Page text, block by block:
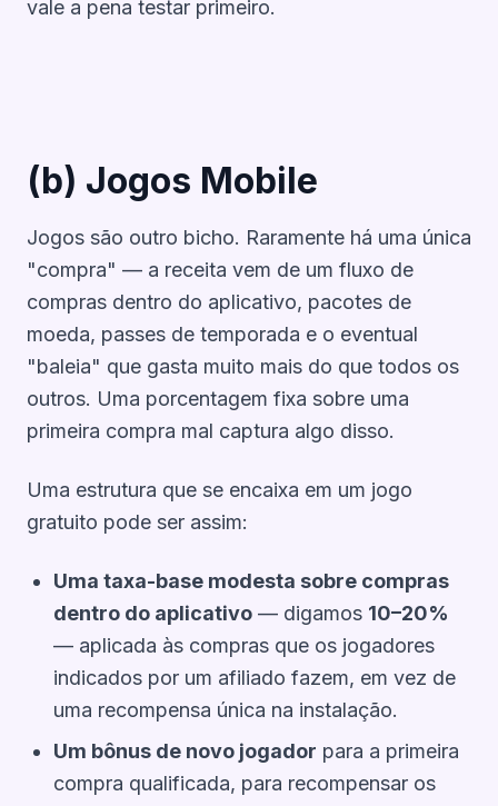
vale a pena testar primeiro.
(b) Jogos Mobile
Jogos são outro bicho. Raramente há uma única
"compra" — a receita vem de um fluxo de
compras dentro do aplicativo, pacotes de
moeda, passes de temporada e o eventual
"baleia" que gasta muito mais do que todos os
outros. Uma porcentagem fixa sobre uma
primeira compra mal captura algo disso.
Uma estrutura que se encaixa em um jogo
gratuito pode ser assim:
Uma taxa-base modesta sobre compras
dentro do aplicativo — digamos 10–20%
— aplicada às compras que os jogadores
indicados por um afiliado fazem, em vez de
uma recompensa única na instalação.
Um bônus de novo jogador para a primeira
compra qualificada, para recompensar os